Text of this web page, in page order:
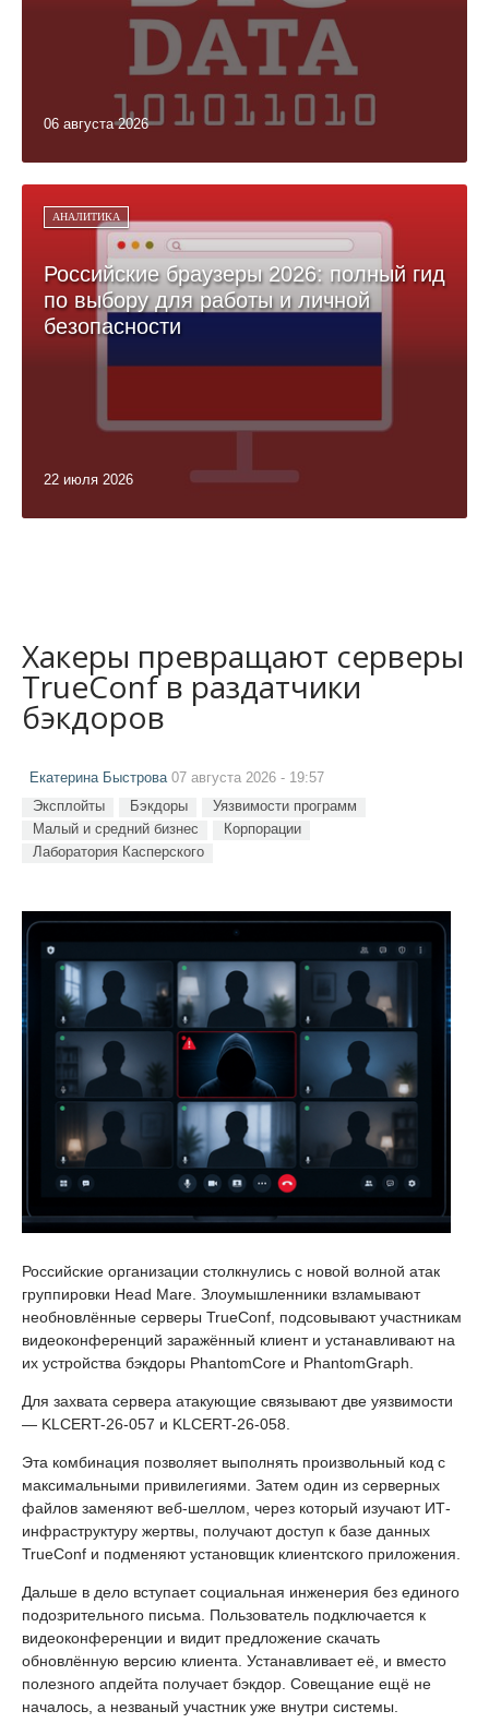
06 августа 2026
АНАЛИТИКА
Российские браузеры 2026: полный гид
по выбору для работы и личной
безопасности
22 июля 2026
Хакеры превращают серверы
TrueConf в раздатчики
бэкдоров
Екатерина Быстрова 07 августа 2026 - 19:57
Эксплойты Бэкдоры
Уязвимости программ
Малый и средний бизнес
Корпорации
Лаборатория Касперского
Российские организации столкнулись с новой волной атак
группировки Head Mare. Злоумышленники взламывают
необновлённые серверы TrueConf, подсовывают участникам
видеоконференций заражённый клиент и устанавливают на
их устройства бэкдоры PhantomCore и PhantomGraph.
Для захвата сервера атакующие связывают две уязвимости
— KLCERT-26-057 и KLCERT-26-058.
Эта комбинация позволяет выполнять произвольный код с
максимальными привилегиями. Затем один из серверных
файлов заменяют веб-шеллом, через который изучают ИТ-
инфраструктуру жертвы, получают доступ к базе данных
TrueConf и подменяют установщик клиентского приложения.
Дальше в дело вступает социальная инженерия без единого
подозрительного письма. Пользователь подключается к
видеоконференции и видит предложение скачать
обновлённую версию клиента. Устанавливает её, и вместо
полезного апдейта получает бэкдор. Совещание ещё не
началось, а незваный участник уже внутри системы.